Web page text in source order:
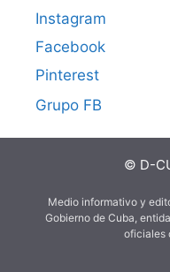
Instagram
Facebook
Pinterest
Grupo FB
© D-
Medio informativo y
Gobierno de Cuba,
oficiales